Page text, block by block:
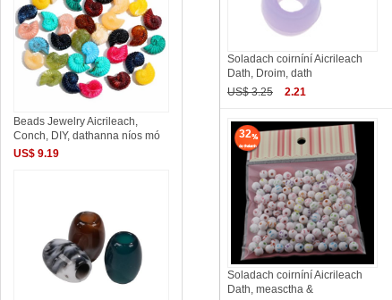
Soladach coirníní Aicrileach
Dath, Droim, dath
US$ 3.25
2.21
32
Soladach coirníní Aicrileach
Dath, measctha &
Beads Jewelry Aicrileach,
Conch, DIY, dathanna níos mó
US$ 9.19